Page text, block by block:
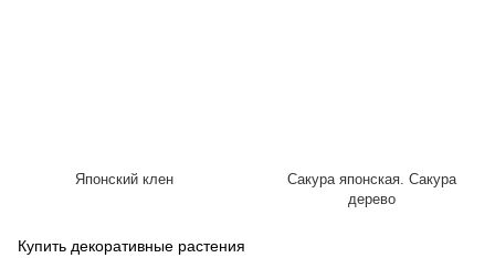
Купить декоративные растения
Японский клен
Сакура японская. Сакура
дерево